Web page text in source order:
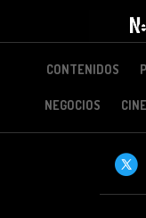
CONTENIDOS
NEGOCIOS CINE